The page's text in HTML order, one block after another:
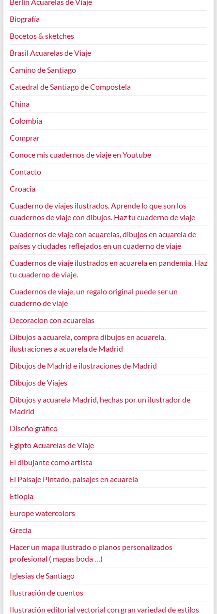
Biografía
Bocetos & sketches
Brasil Acuarelas de Viaje
Camino de Santiago
Catedral de Santiago de Compostela
China
Colombia
Comprar
Conoce mis cuadernos de viaje en Youtube
Contacto
Croacia
Cuaderno de viajes ilustrados. Aprende lo que son los
cuadernos de viaje con dibujos. Haz tu cuaderno de viaje
Cuadernos de viaje con acuarelas, dibujos en acuarela de
países y ciudades reflejados en un cuaderno de viaje
Cuadernos de viaje ilustrados en acuarela en pandemia. Haz
tu cuaderno de viaje.
Cuadernos de viaje, un regalo original puede ser un
cuaderno de viaje
Decoracion con acuarelas
Dibujos a acuarela, compra dibujos en acuarela,
ilustraciones a acuarela de Madrid
Dibujos de Madrid e ilustraciones de Madrid
Dibujos de Viajes
Dibujos y acuarela Madrid, hechas por un ilustrador de
Madrid
Diseño gráfico
Egipto Acuarelas de Viaje
El dibujante como artista
El Paisaje Pintado, paisajes en acuarela
Etiopia
Europe watercolors
Grecia
Hacer un mapa ilustrado o planos personalizados
profesional ( mapas boda …)
Iglesias de Santiago
Ilustración de cuentos
Ilustración editorial vectorial con gran variedad de estilos